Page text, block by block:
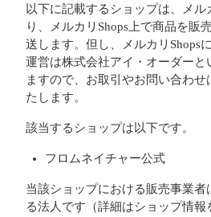
以下に記載するショップは、メル
り、メルカリShops上で商品を販
送します。但し、メルカリShops
運営は株式会社アイ・オーダーと
ますので、お取引やお問い合わ
たします。
該当するショップは以下です。
フロムネイチャー公式
当該ショップにおける販売事業者
る法人です（詳細はショップ情報